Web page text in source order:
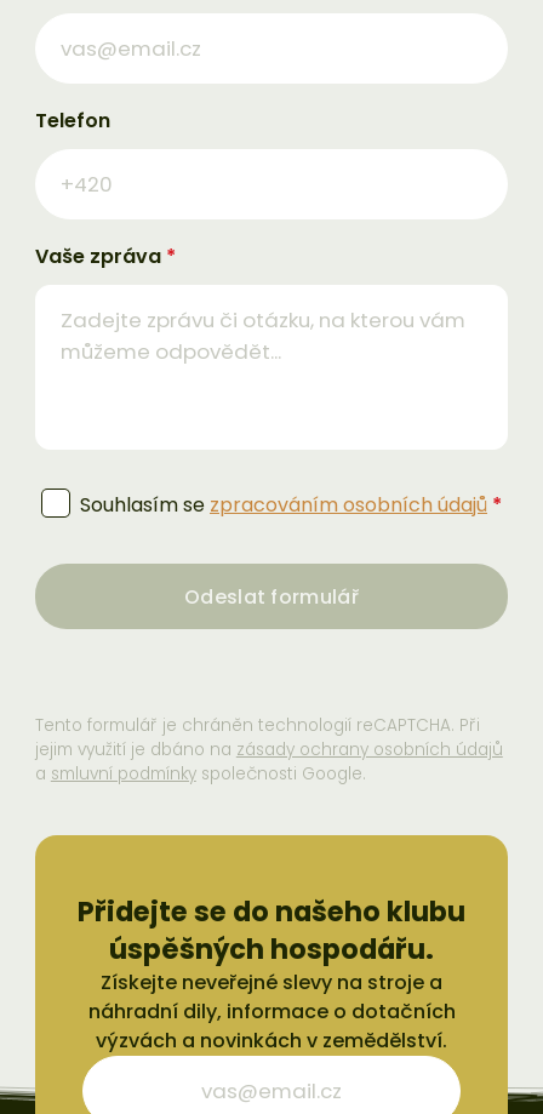
Telefon
Vaše zpráva *
Souhlasím se zpracováním osobních údajů *
Odeslat formulář
Tento formulář je chráněn technologií reCAPTCHA. Při
jejim využití je dbáno na zásady ochrany osobních údajů
a smluvní podmínkyspolečnosti Google.
Přidejte se do našeho klubu
úspěšných hospodářu.
Získejte neveřejné slevy na stroje a
náhradní dily, informace o dotačních
výzvách a novinkách v zemědělství.